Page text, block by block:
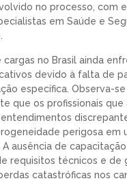
no processo, com
em Saúde e
no Brasil ainda
devido à falta de
específica. Observa-se
que os profissionais que
perigosa em
ausência de
requisitos técnicos e de
catastróficas nos